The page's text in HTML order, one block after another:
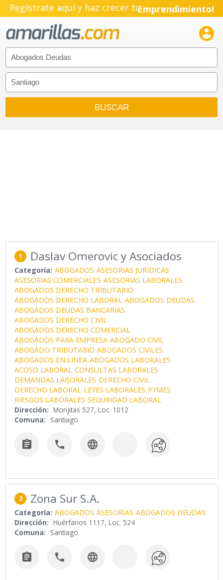
Regístrate aquí y haz crecer tuEmprendimiento!

1 Daslav Omerovic y Asociados
Categoría: ABOGADOS ASESORIAS JURIDICAS
ASESORIAS COMERCIALES ASESORIAS LABORALES
ABOGADOS DERECHO TRIBUTARIO
ABOGADOS DERECHO LABORAL ABOGADOS DEUDAS
ABOGADOS DEUDAS BANCARIAS
ABOGADOS DERECHO CIVIL
ABOGADOS DERECHO COMERCIAL
ABOGADOS PARA EMPRESA ABOGADO CIVIL
ABOGADO TRIBUTARIO ABOGADOS CIVILES
ABOGADOS EN LINEA ABOGADOS LABORALES
ACOSO LABORAL CONSULTAS LABORALES
DEMANDAS LABORALES DERECHO CIVIL
DERECHO LABORAL LEYES LABORALES PYMES
RIESGOS LABORALES SEGURIDAD LABORAL
Dirección: Monjitas 527, Loc. 1012
Comuna: Santiago
  
2 Zona Sur S.A.
Categoría: ABOGADOS ASESORIAS ABOGADOS DEUDAS
Dirección: Huérfanos 1117, Loc. 524
Comuna: Santiago
  